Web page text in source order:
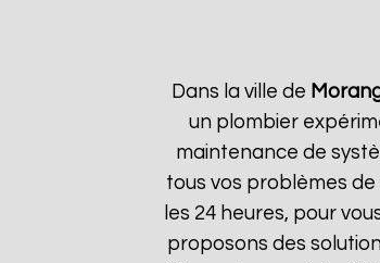
Dans la ville de
un plombier
maintenance de
tous vos problèmes
les 24 heures, pour
proposons des